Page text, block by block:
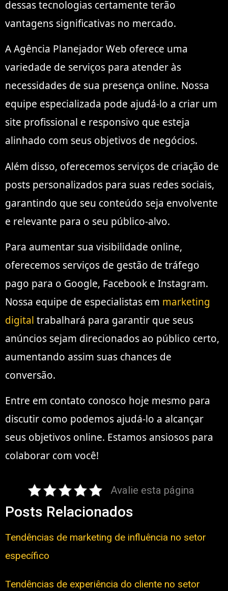
dessas tecnologias certamente terão
vantagens significativas no mercado.
A Agência Planejador Web oferece uma
variedade de serviços para atender às
necessidades de sua presença online. Nossa
equipe especializada pode ajudá-lo a criar um
site profissional e responsivo que esteja
alinhado com seus objetivos de negócios.
Além disso, oferecemos serviços de criação de
posts personalizados para suas redes sociais,
garantindo que seu conteúdo seja envolvente
e relevante para o seu público-alvo.
Para aumentar sua visibilidade online,
oferecemos serviços de gestão de tráfego
pago para o Google, Facebook e Instagram.
Nossa equipe de especialistas em marketing
digital trabalhará para garantir que seus
anúncios sejam direcionados ao público certo,
aumentando assim suas chances de
conversão.
Entre em contato conosco hoje mesmo para
discutir como podemos ajudá-lo a alcançar
seus objetivos online. Estamos ansiosos para
colaborar com você!
Avalie esta página
Posts Relacionados
Tendências de marketing de influência no setor
específico
Tendências de experiência do cliente no setor